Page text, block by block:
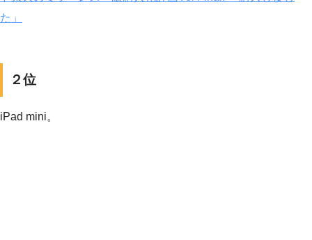
た」
２位
iPad mini。